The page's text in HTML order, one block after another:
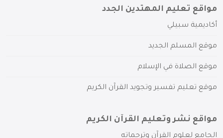
مواقع تعليم المهتدين الجدد
أكاديمية سبيلي
موقع المسلم الجديد
موقع الصلاة في الإسلام
موقع تعليم تفسير وتجويد القرآن الكريم
مواقع نشر وتعليم القرآن الكريم
الجامع لعلوم القرآن وترجماته